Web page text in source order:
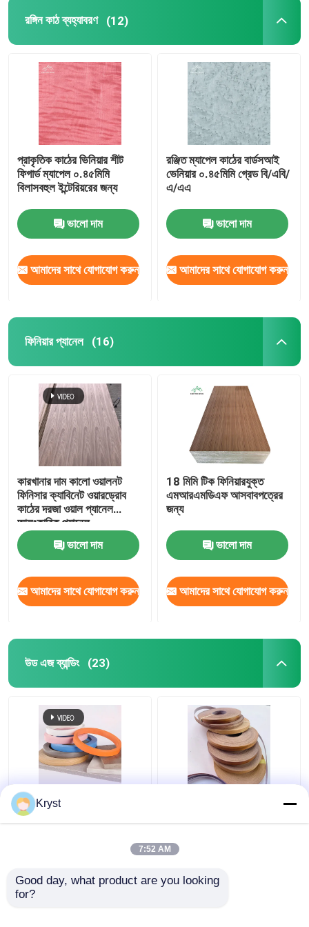
রঙ্গিন কাঠ ব্যহ্যাবরণ (12)
প্রাকৃতিক কাঠের ভিনিয়ার শীট
ফিগার্ড ম্যাপেল ০.৪৫মিমি
বিলাসবহুল ইন্টেরিয়রের জন্য
ভালো দাম
আমাদের সাথে যোগাযোগ করুন
রঞ্জিত ম্যাপেল কাঠের বার্ডসআই
ভেনিয়ার ০.৪৫মিমি গ্রেড বি/এবি/
এ/এএ
ভালো দাম
আমাদের সাথে যোগাযোগ করুন
ফিনিয়ার প্যানেল (16)
কারখানার দাম কালো ওয়ালনট
ফিনিসার ক্যাবিনেট ওয়ারড্রোব
কাঠের দরজা ওয়াল প্যানেল
আলংকারিক প্যানেল
ভালো দাম
আমাদের সাথে যোগাযোগ করুন
18 মিমি টিক ফিনিয়ারযুক্ত
এমআরএমডিএফ আসবাবপত্রের
জন্য
ভালো দাম
আমাদের সাথে যোগাযোগ করুন
উড এজ ব্যান্ডিং (23)
0.6 মিমি 1 মিমি কাঠের দানা
পিভিসি সাদা রঙের আসবাবপত্র
Kryst
7:52 AM
Good day, what product are you looking
for?